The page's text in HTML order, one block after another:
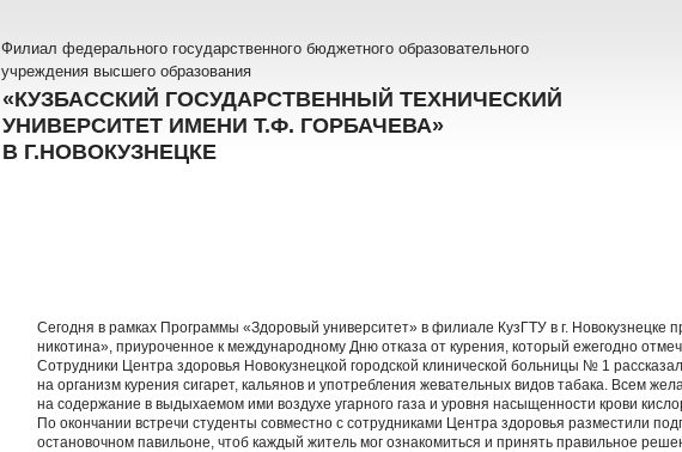
Филиал федерального государственного бюджетного образовательного
учреждения высшего образования
«КУЗБАССКИЙ ГОСУДАРСТВЕННЫЙ ТЕХНИЧЕСКИЙ
УНИВЕРСИТЕТ ИМЕНИ Т.Ф. ГОРБАЧЕВА»
В Г.НОВОКУЗНЕЦКЕ
Сегодня в рамках Программы «Здоровый университет» в филиале КузГТУ в г.
никотина», приуроченное к международному Дню отказа от курения, который ежегодно
Сотрудники Центра здоровья Новокузнецкой городской клинической больницы № 1
на организм курения сигарет, кальянов и употребления жевательных видов табака. Всем
на содержание в выдыхаемом ими воздухе угарного газа и уровня насыщенности крови
По окончании встречи студенты совместно с сотрудниками Центра здоровья разместили
остановочном павильоне, чтоб каждый житель мог ознакомиться и принять правильное